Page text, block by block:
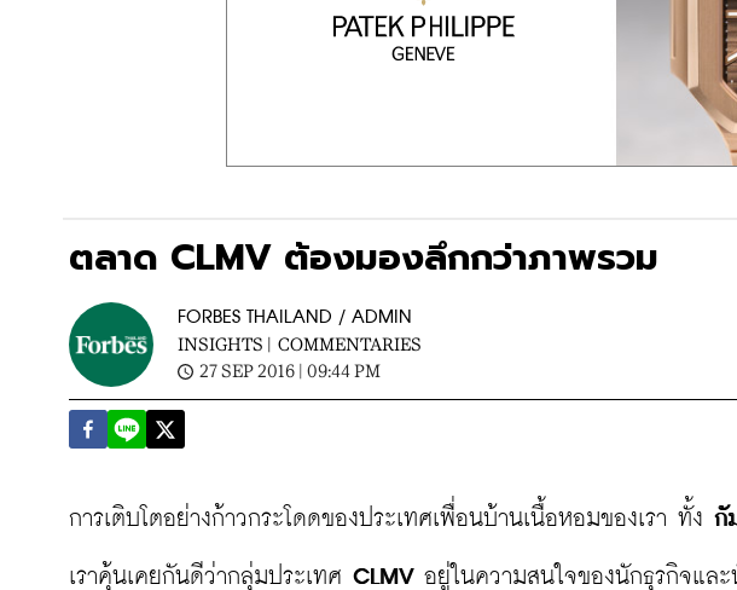
ตลาด CLMV ต้องมองลึกกว่าภาพรวม
FORBES THAILAND / ADMIN
INSIGHTS | COMMENTARIES
27 SEP 2016 | 09:44 PM
การเติบโตอย่างก้าวกระโดดของประเทศเพื่อนบ้านเนื้อหอมของเรา ทั้ง กั
เราคุ้นเคยกันดีว่ากลุ่มประเทศ CLMV อยู่ในความสนใจของนักธุรกิจและ